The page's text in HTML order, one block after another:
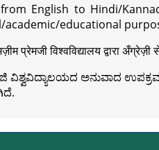
English to Hindi/
academic/educational
प्रेमजी विश्वविद्यालय द्वारा
ವಿಶ್ವವಿದ್ಯಾಲಯದ ಅನುವಾದ